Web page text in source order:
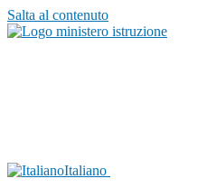
Salta al contenuto
Italiano